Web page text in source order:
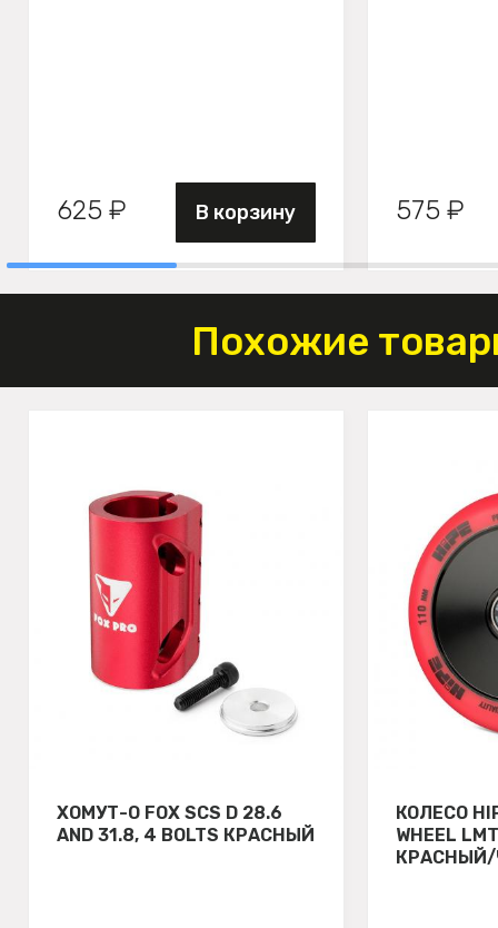
625 ₽ В корзину 575 ₽
Похожие
ХОМУТ-О FOX SCS D 28.6
AND 31.8, 4 BOLTS КРАСНЫЙ
КОЛЕСО
WHEEL